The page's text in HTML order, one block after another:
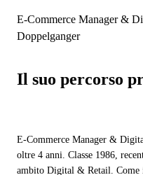
E-Commerce Manager &
Doppelganger
Il suo percorso
E-Commerce Manager &
oltre 4 anni. Classe 1986,
ambito Digital & Retail. Come